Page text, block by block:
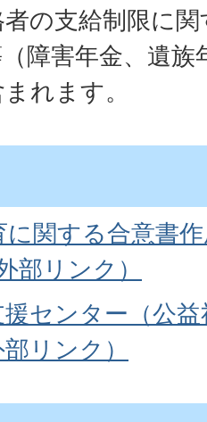
の支給制限に
障害年金、遺族
れます。
関する合意書
部リンク）
センター（公
リンク）